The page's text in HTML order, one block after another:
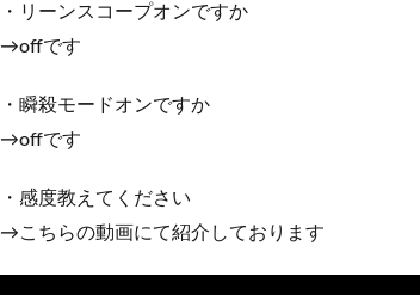
・リーンスコープオンですか
→offです
・瞬殺モードオンですか
→offです
・感度教えてください
→こちらの動画にて紹介しております